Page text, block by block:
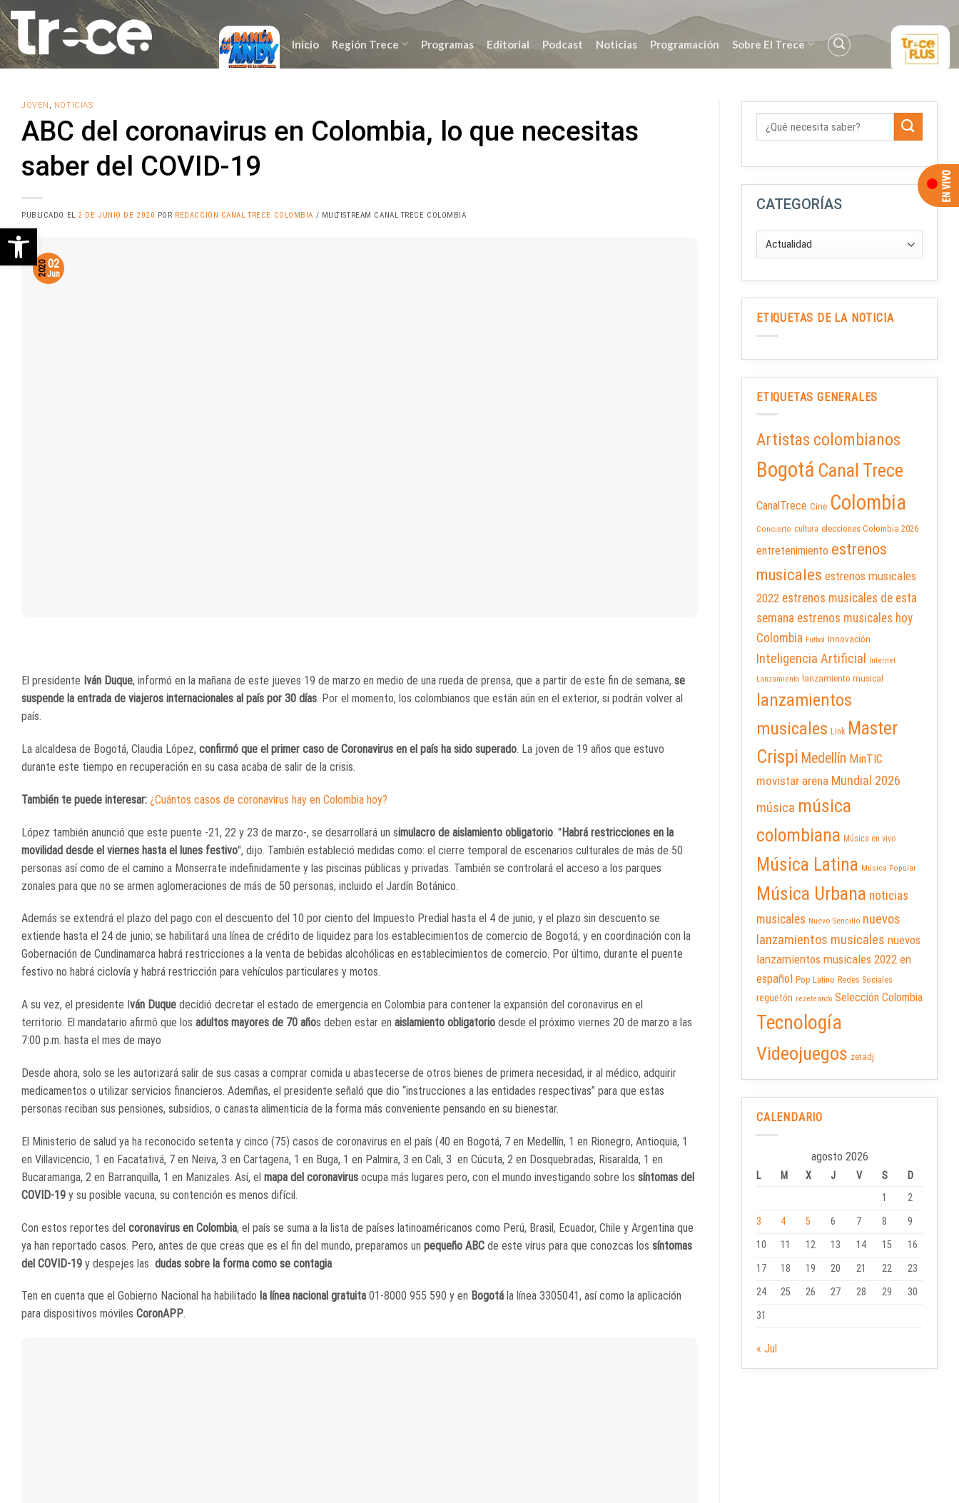
Saltar
al
contenido
Inicio Región Trece Programas Editorial Podcast Noticias Programación Sobre El Trece
JOVEN , NOTICIAS
ABC del coronavirus en Colombia, lo que necesitas
saber del COVID-19
PUBLICADO EL 2 DE JUNIO DE 2020 POR REDACCIÓN CANAL TRECE COLOMBIA / MULTISTREAM CANAL TRECE COLOMBIA
02
Jun
2020
El presidente Iván Duque, informó en la mañana de este jueves 19 de marzo en medio de una rueda de prensa, que a partir de este fin de semana, se
suspende la entrada de viajeros internacionales al país por 30 días. Por el momento, los colombianos que están aún en el exterior, si podrán volver al
país.
La alcaldesa de Bogotá, Claudia López, confirmó que el primer caso de Coronavirus en el país ha sido superado. La joven de 19 años que estuvo
durante este tiempo en recuperación en su casa acaba de salir de la crisis.
También te puede interesar: ¿Cuántos casos de coronavirus hay en Colombia hoy?
López también anunció que este puente -21, 22 y 23 de marzo-, se desarrollará un simulacro de aislamiento obligatorio. "Habrá restricciones en la
movilidad desde el viernes hasta el lunes festivo", dijo. También estableció medidas como: el cierre temporal de escenarios culturales de más de 50
personas así como de el camino a Monserrate indefinidamente y las piscinas públicas y privadas. También se controlará el acceso a los parques
zonales para que no se armen aglomeraciones de más de 50 personas, incluido el Jardín Botánico.
Además se extendrá el plazo del pago con el descuento del 10 por ciento del Impuesto Predial hasta el 4 de junio, y el plazo sin descuento se
extiende hasta el 24 de junio; se habilitará una línea de crédito de liquidez para los establecimientos de comercio de Bogotá; y en coordinación con la
Gobernación de Cundinamarca habrá restricciones a la venta de bebidas alcohólicas en establecimientos de comercio. Por último, durante el puente
festivo no habrá ciclovía y habrá restricción para vehículos particulares y motos.
A su vez, el presidente I ván Duque decidió decretar el estado de emergencia en Colombia para contener la expansión del coronavirus en el
territorio. El mandatario afirmó que los adultos mayores de 70 años deben estar en aislamiento obligatorio desde el próximo viernes 20 de marzo a las
7:00 p.m. hasta el mes de mayo
Desde ahora, solo se les autorizará salir de sus casas a comprar comida u abastecerse de otros bienes de primera necesidad, ir al médico, adquirir
medicamentos o utilizar servicios financieros. Ademñas, el presidente señaló que dio “instrucciones a las entidades respectivas” para que estas
personas reciban sus pensiones, subsidios, o canasta alimenticia de la forma más conveniente pensando en su bienestar.
El Ministerio de salud ya ha reconocido setenta y cinco (75) casos de coronavirus en el país (40 en Bogotá, 7 en Medellín, 1 en Rionegro, Antioquia, 1
en Villavicencio, 1 en Facatativá, 7 en Neiva, 3 en Cartagena, 1 en Buga, 1 en Palmira, 3 en Cali, 3 en Cúcuta, 2 en Dosquebradas, Risaralda, 1 en
Bucaramanga, 2 en Barranquilla, 1 en Manizales. Así, el mapa del coronavirus ocupa más lugares pero, con el mundo investigando sobre los síntomas del
COVID-19 y su posible vacuna, su contención es menos difícil.
Con estos reportes del coronavirus en Colombia, el país se suma a la lista de países latinoaméricanos como Perú, Brasil, Ecuador, Chile y Argentina que
ya han reportado casos. Pero, antes de que creas que es el fin del mundo, preparamos un pequeño ABC de este virus para que conozcas los síntomas
del COVID-19 y despejes las dudas sobre la forma como se contagia.
Ten en cuenta que el Gobierno Nacional ha habilitado la línea nacional gratuita 01-8000 955 590 y en Bogotá la línea 3305041, así como la aplicación
para dispositivos móviles CoronAPP.
CATEGORÍAS
ETIQUETAS DE LA NOTICIA
ETIQUETAS GENERALES
Artistas colombianos
Bogotá Canal Trece
CanalTrece Cine Colombia
Concierto cultura elecciones Colombia 2026
entretenimiento estrenos
musicales estrenos musicales
2022 estrenos musicales de esta
semana estrenos musicales hoy
Colombia Futbol Innovación
Inteligencia Artificial
Internet
Lanzamiento
lanzamiento musical
lanzamientos
musicales Link Master
Crispi Medellín MinTIC
movistar arena Mundial 2026
música música
colombiana Música en vivo
Música Latina Música Popular
Música Urbana noticias
musicales Nuevo Sencillo nuevos
lanzamientos musicales nuevos
lanzamientos musicales 2022 en
español Pop Latino Redes Sociales
reguetón rezeteando Selección Colombia
Tecnología
Videojuegos zetadj
CALENDARIO
agosto 2026
L M X J V S
D
1
2
3
4 5 6 7 8
9
10
11 12 13 14 15
16
17
18 19 20 21 22
23
24
25 26 27 28 29
30
31
« Jul
Abrir barra de herramientas